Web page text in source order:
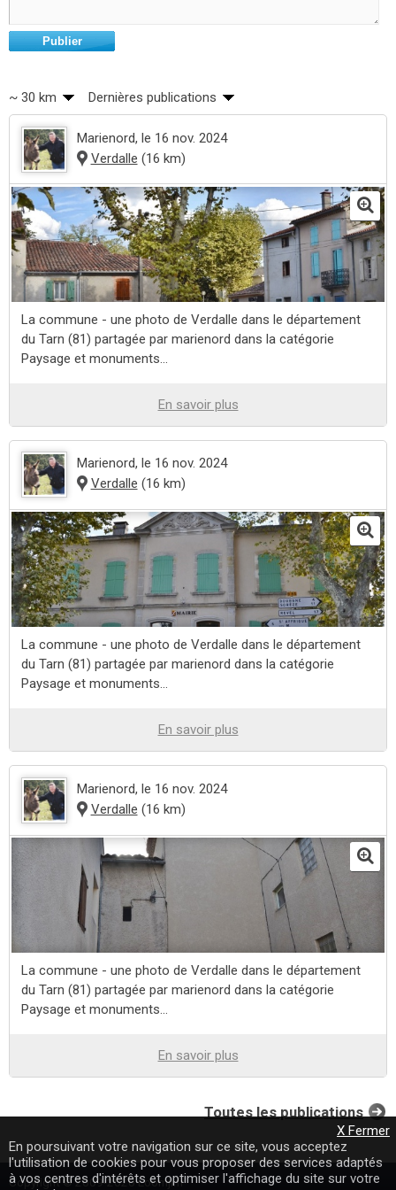
Publier
~ 30 km Dernières publications
Marienord, le 16 nov. 2024
Verdalle (16 km)
La commune - une photo de Verdalle dans le département
du Tarn (81) partagée par marienord dans la catégorie
Paysage et monuments...
En savoir plus
Marienord, le 16 nov. 2024
Verdalle (16 km)
La commune - une photo de Verdalle dans le département
du Tarn (81) partagée par marienord dans la catégorie
Paysage et monuments...
En savoir plus
Marienord, le 16 nov. 2024
Verdalle (16 km)
La commune - une photo de Verdalle dans le département
du Tarn (81) partagée par marienord dans la catégorie
Paysage et monuments...
En savoir plus
Toutes les publications
Copyright © 2009-2020 Loomji.fr
X Fermer
En poursuivant votre navigation sur ce site, vous acceptez
l'utilisation de cookies pour vous proposer des services adaptés
à vos centres d'intérêts et optimiser l'affichage du site sur votre